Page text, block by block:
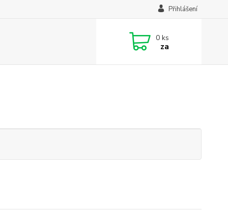
Přihlášení
0 ks
za